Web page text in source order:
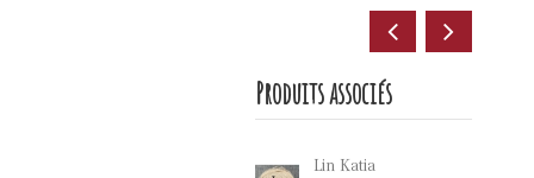
Produits associés
Lin Katia